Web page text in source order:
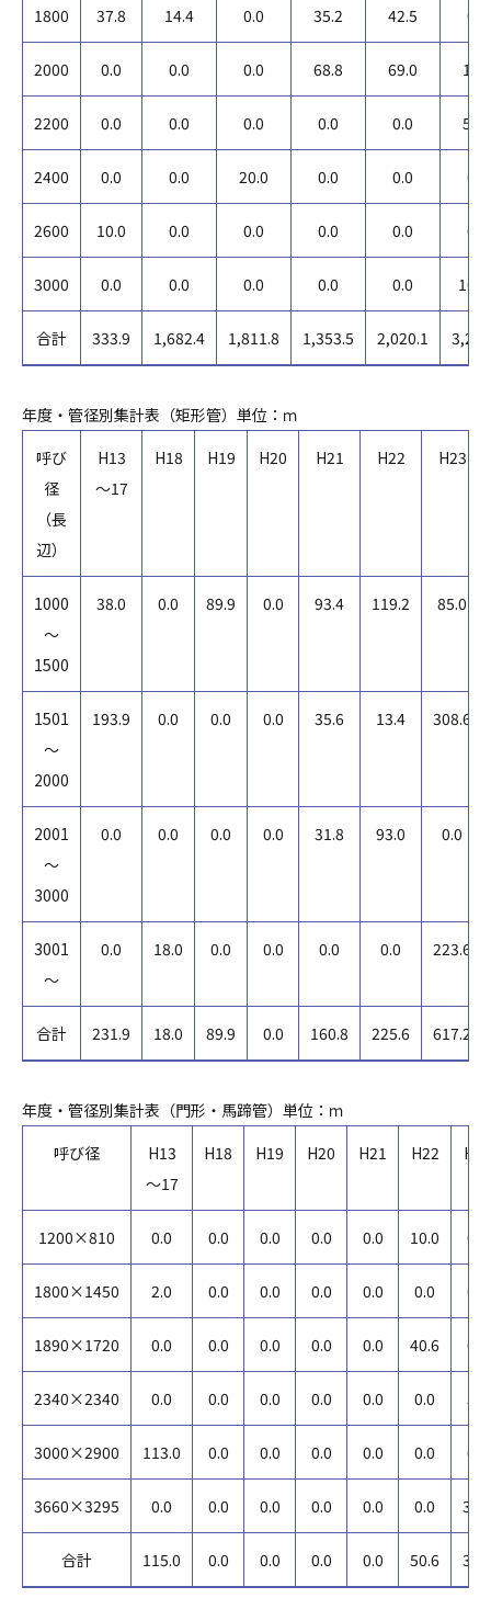
1800 37.8 14.4 0.0 35.2 42.5 0.0
2000 0.0 0.0 0.0 68.8 69.0 12.0
2200 0.0 0.0 0.0 0.0 0.0 55.6
2400 0.0 0.0 20.0 0.0 0.0 0.0
2600 10.0 0.0 0.0 0.0 0.0 0.0
3000 0.0 0.0 0.0 0.0 0.0
合計 333.9 1,682.4 1,811.8 1,353.5 2,020.1
年度・管径別集計表（矩形管）単位：ｍ
呼び
径
（長
辺）
H13
～17
H18 H19 H20 H21 H22 H23
1000
～
1500
38.0 0.0 89.9 0.0 93.4 119.2 85.0
1501
～
2000
193.9 0.0 0.0 0.0 35.6 13.4 308.6
2001
～
3000
0.0 0.0 0.0 0.0 31.8 93.0 0.0
3001
～
0.0 18.0 0.0 0.0 0.0 0.0 223.6
合計 231.9 18.0 89.9 0.0 160.8 225.6 617.2
年度・管径別集計表（門形・馬蹄管）単位：ｍ
呼び径
H13
～17
H18 H19 H20 H21 H22 H23
1200×810 0.0 0.0 0.0 0.0 0.0 10.0 0.0
1800×1450 2.0 0.0 0.0 0.0 0.0 0.0 0.0
1890×1720 0.0 0.0 0.0 0.0 0.0 40.6 0.0
2340×2340 0.0 0.0 0.0 0.0 0.0 0.0 3.0
3000×2900 113.0 0.0 0.0 0.0 0.0 0.0 0.0
3660×3295 0.0 0.0 0.0 0.0 0.0 0.0 35.0
合計 115.0 0.0 0.0 0.0 0.0 50.6 38.0